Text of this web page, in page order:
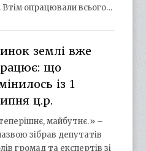
Втім опрацювали всього…
землі вже
що
із 1
ц.р.
майбутнє.» –
зібрав депутатів
громад та експертів зі